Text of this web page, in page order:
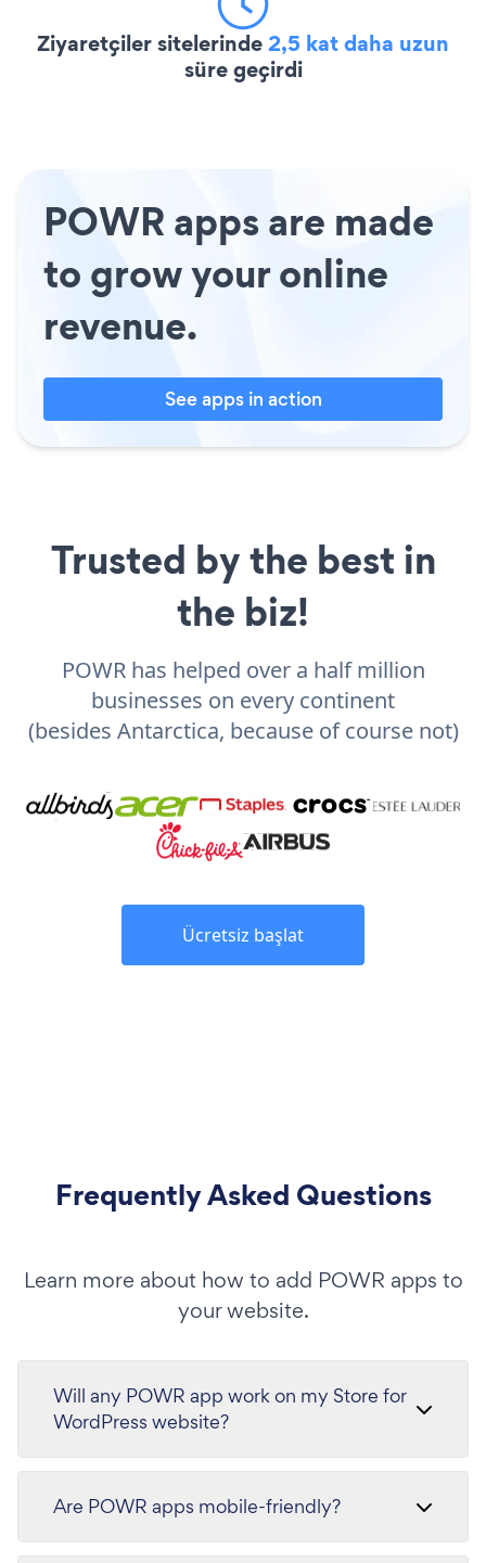
Ziyaretçiler sitelerinde2,5 kat daha uzun
süre geçirdi
POWR apps are made
to grow your online
revenue.
See apps in action
Trusted by the best in
the biz!
POWR has helped over a half million
businesses on every continent
(besides Antarctica, because of course not)
Ücretsiz başlat
Frequently Asked Questions
Learn more about how to add POWR apps to
your website.
Will any POWR app work on my Store for
WordPress website?
Are POWR apps mobile-friendly?